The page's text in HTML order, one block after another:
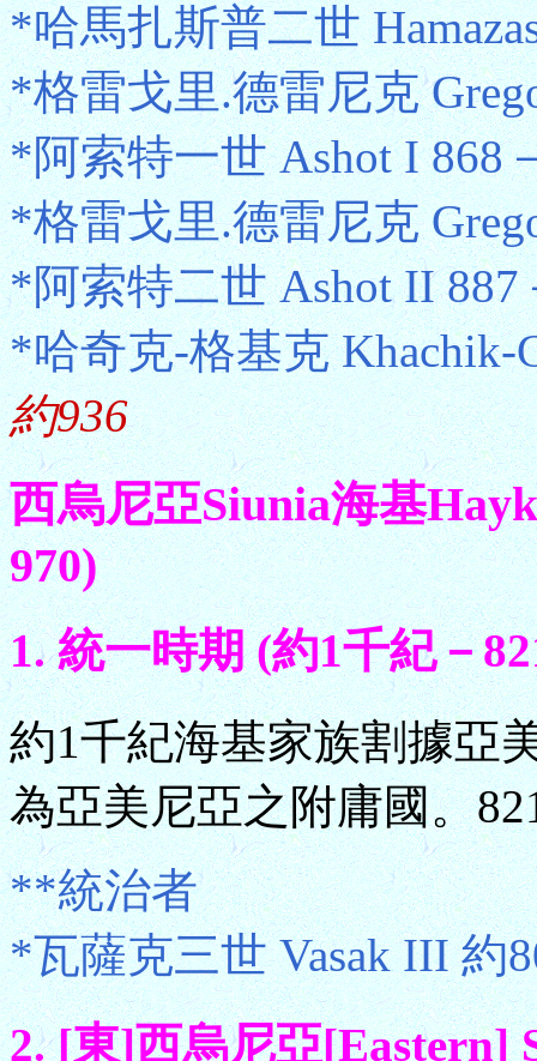
*哈馬扎斯普二世
*格雷戈里.德雷尼克
*阿索特一世 Ashot I 868
*格雷戈里.德雷尼克
*阿索特二世 Ashot II 887
*哈奇克-格基克
約936
西烏尼亞Siunia海基
970)
1. 統一時期 (約1千紀－
約1千紀海基家族割據亞
為亞美尼亞之附庸國。
**統治者
*瓦薩克三世 Vasak III 約
2. [東]西烏尼亞[Eastern]